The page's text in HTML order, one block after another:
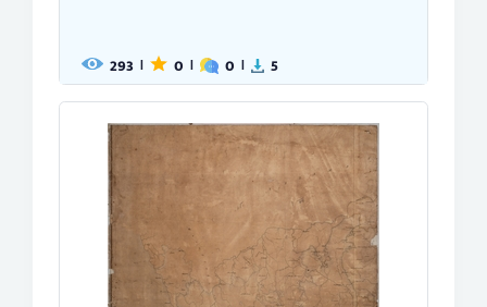
293 | 0 | 0 | 5